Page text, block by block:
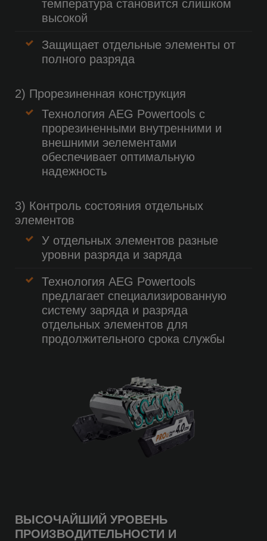
температура становится слишком
высокой
Защищает отдельные элементы от
полного разряда
2) Прорезиненная конструкция
Технология AEG Powertools с
прорезиненными внутренними и
внешними эелементами
обеспечивает оптимальную
надежность
3) Контроль состояния отдельных
элементов
У отдельных элементов разные
уровни разряда и заряда
Технология AEG Powertools
предлагает специализированную
систему заряда и разряда
отдельных элементов для
продолжительного срока службы
ВЫСОЧАЙШИЙ УРОВЕНЬ
ПРОИЗВОДИТЕЛЬНОСТИ И